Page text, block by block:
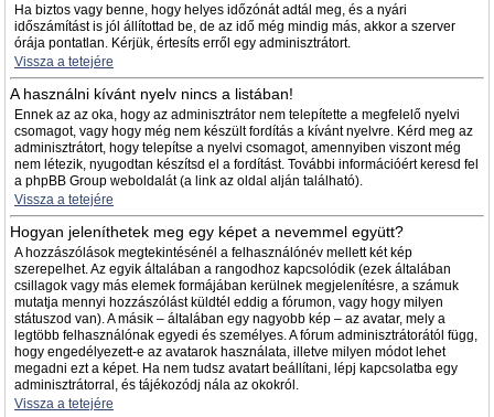
Ha biztos vagy benne, hogy helyes időzónát adtál meg, és a nyári
időszámítást is jól állítottad be, de az idő még mindig más, akkor a szerver
órája pontatlan. Kérjük, értesíts erről egy adminisztrátort.
Vissza a tetejére
A használni kívánt nyelv nincs a listában!
Ennek az az oka, hogy az adminisztrátor nem telepítette a megfelelő nyelvi
csomagot, vagy hogy még nem készült fordítás a kívánt nyelvre. Kérd meg az
adminisztrátort, hogy telepítse a nyelvi csomagot, amennyiben viszont még
nem létezik, nyugodtan készítsd el a fordítást. További információért keresd fel
a phpBB Group weboldalát (a link az oldal alján található).
Vissza a tetejére
Hogyan jeleníthetek meg egy képet a nevemmel együtt?
A hozzászólások megtekintésénél a felhasználónév mellett két kép
szerepelhet. Az egyik általában a rangodhoz kapcsolódik (ezek általában
csillagok vagy más elemek formájában kerülnek megjelenítésre, a számuk
mutatja mennyi hozzászólást küldtél eddig a fórumon, vagy hogy milyen
státuszod van). A másik – általában egy nagyobb kép – az avatar, mely a
legtöbb felhasználónak egyedi és személyes. A fórum adminisztrátorától függ,
hogy engedélyezett-e az avatarok használata, illetve milyen módot lehet
megadni ezt a képet. Ha nem tudsz avatart beállítani, lépj kapcsolatba egy
adminisztrátorral, és tájékozódj nála az okokról.
Vissza a tetejére